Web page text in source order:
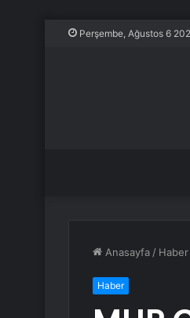
Perşembe, Ağustos 6
Anasayfa / Haber
Haber